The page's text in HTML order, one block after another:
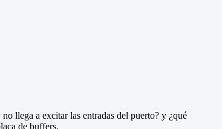
llega a excitar las entradas del puerto? y ¿qué
de buffers.